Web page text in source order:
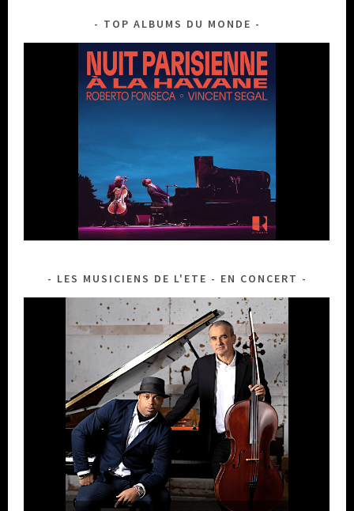
TOP ALBUMS DU MONDE
LES MUSICIENS DE L'ETE - EN CONCERT